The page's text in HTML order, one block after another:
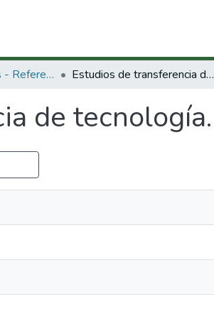
Libros Minciencias - Referenciales Estudios de transferencia de tecnología.
de tecnología.